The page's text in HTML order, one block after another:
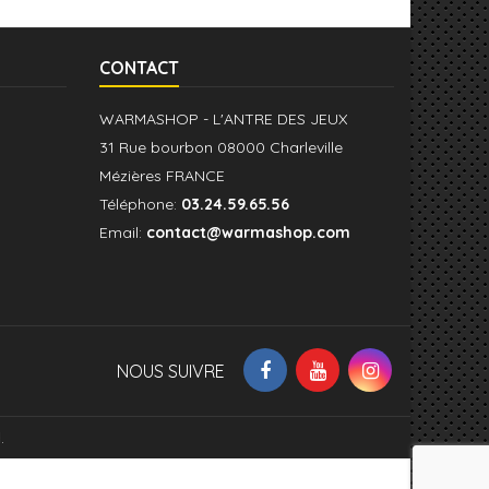
CONTACT
WARMASHOP - L'ANTRE DES JEUX
31 Rue bourbon 08000 Charleville
Mézières FRANCE
Téléphone: 03.24.59.65.56
Email: contact@warmashop.com
NOUS SUIVRE